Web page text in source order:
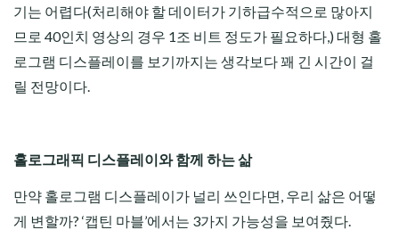
기는 어렵다(처리해야 할 데이터가 기하급수적으로 많아지
므로 40인치 영상의 경우 1조 비트 정도가 필요하다,) 대형 홀
로그램 디스플레이를 보기까지는 생각보다 꽤 긴 시간이 걸
릴 전망이다.
홀로그래픽 디스플레이와 함께 하는 삶
만약 홀로그램 디스플레이가 널리 쓰인다면, 우리 삶은 어떻
게 변할까? ‘캡틴 마블’에서는 3가지 가능성을 보여줬다.